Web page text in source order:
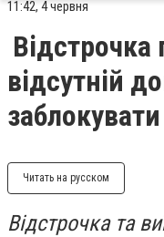
11:42, 4 червня
відсутній
Читать на русском
Відстрочка та